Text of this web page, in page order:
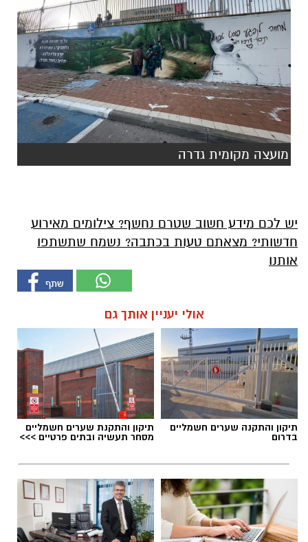
מועצה מקומית גדרה
יש לכם מידע חשוב שטרם נחשף? צילומים מאירוע
חדשותי? מצאתם טעות בכתבה? נשמח שתשתפו
אותנו
אולי יעניין אותך גם
תיקון והתקנה שערים חשמליים
בדרום
תיקון והתקנת שערים חשמליים
מסחר תעשיה ובתים פרטיים >>>